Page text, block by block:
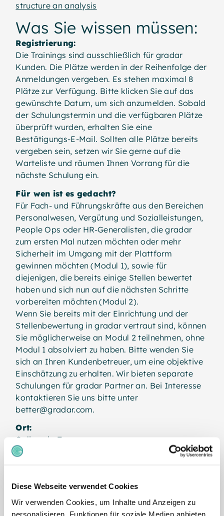
Diese Webseite verwendet Cookies
Wir verwenden Cookies, um Inhalte und Anzeigen zu
personalisieren, Funktionen für soziale Medien anbieten
structure an analysis
Was Sie wissen müssen:
Registrierung:
Die Trainings sind ausschließlich für gradar
Kunden. Die Plätze werden in der Reihenfolge der
Anmeldungen vergeben. Es stehen maximal 8
Plätze zur Verfügung. Bitte klicken Sie auf das
gewünschte Datum, um sich anzumelden. Sobald
der Schulungstermin und die verfügbaren Plätze
überprüft wurden, erhalten Sie eine
Bestätigungs-E-Mail. Sollten alle Plätze bereits
vergeben sein, setzen wir Sie gerne auf die
Warteliste und räumen Ihnen Vorrang für die
nächste Schulung ein.
Für wen ist es gedacht?
Für Fach- und Führungskräfte aus den Bereichen
Personalwesen, Vergütung und Sozialleistungen,
People Ops oder HR-Generalisten, die gradar
zum ersten Mal nutzen möchten oder mehr
Sicherheit im Umgang mit der Plattform
gewinnen möchten (Modul 1), sowie für
diejenigen, die bereits einige Stellen bewertet
haben und sich nun auf die nächsten Schritte
vorbereiten möchten (Modul 2).
Wenn Sie bereits mit der Einrichtung und der
Stellenbewertung in gradar vertraut sind, können
Sie möglicherweise an Modul 2 teilnehmen, ohne
Modul 1 absolviert zu haben. Bitte wenden Sie
sich an Ihren Kundenbetreuer, um eine objektive
Einschätzung zu erhalten. Wir bieten separate
Schulungen für gradar Partner an. Bei Interesse
kontaktieren Sie uns bitte unter
better@gradar.com.
Ort:
Online via Zoom
Kosten pro Teilnehmer (ohne MwSt.):
EUR 1.000 / GBP £875 für 4 Kurstage (jeweils
4 Stunden) für die Module 1 und 2
EUR 600 / GBP £525 für 2 Kurstage (jeweils 4